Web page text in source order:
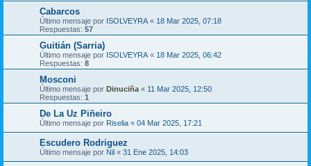
Cabarcos
Último mensaje por ISOLVEYRA « 18 Mar 2025, 07:18
Respuestas: 57
Guitián (Sarria)
Último mensaje por ISOLVEYRA « 18 Mar 2025, 06:42
Respuestas: 8
Mosconi
Último mensaje por Dinuciña « 11 Mar 2025, 12:50
Respuestas: 1
De La Uz Piñeiro
Último mensaje por Riselia « 04 Mar 2025, 17:21
Escudero Rodriguez
Último mensaje por Nil « 31 Ene 2025, 14:03